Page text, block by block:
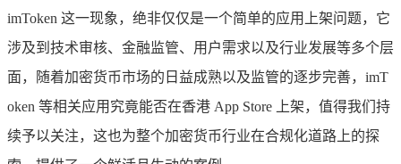
imToken 这一现象，绝非仅仅是一个简单的应用上架问题，它
涉及到技术审核、金融监管、用户需求以及行业发展等多个层
面，随着加密货币市场的日益成熟以及监管的逐步完善，imT
oken 等相关应用究竟能否在香港 App Store 上架，值得我们持
续予以关注，这也为整个加密货币行业在合规化道路上的探